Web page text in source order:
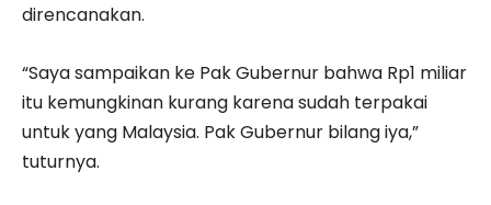
direncanakan.
“Saya sampaikan ke Pak Gubernur bahwa Rp1 miliar
itu kemungkinan kurang karena sudah terpakai
untuk yang Malaysia. Pak Gubernur bilang iya,”
tuturnya.